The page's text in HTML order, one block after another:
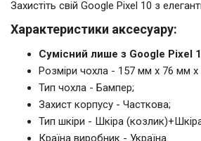
Захистіть свій Google Pixel 10 з
Характеристики аксесуару:
Сумісний лише з Google Pixel
Розміри чохла - 157 мм x 76 мм
Тип чохла - Бампер;
Захист корпусу - Часткова;
Тип шкіри - Шкіра
Країна виробник - Україна.